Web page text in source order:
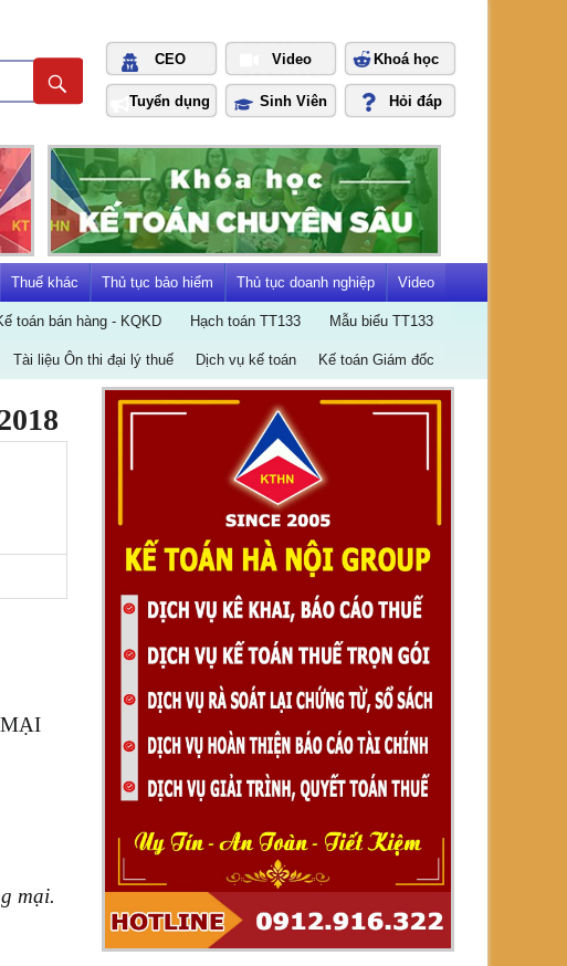
CEO Video Khoá học
Tuyển dụng Sinh Viên Hỏi đáp
Thuế khác Thủ tục bảo hiểm Thủ tục doanh nghiệp Video
toán bán hàng - KQKD Hạch toán TT133 Mẫu biểu TT133
Tài liệu Ôn thi đại lý thuế Dịch vụ kế toán Kế toán Giám đốc
mại.